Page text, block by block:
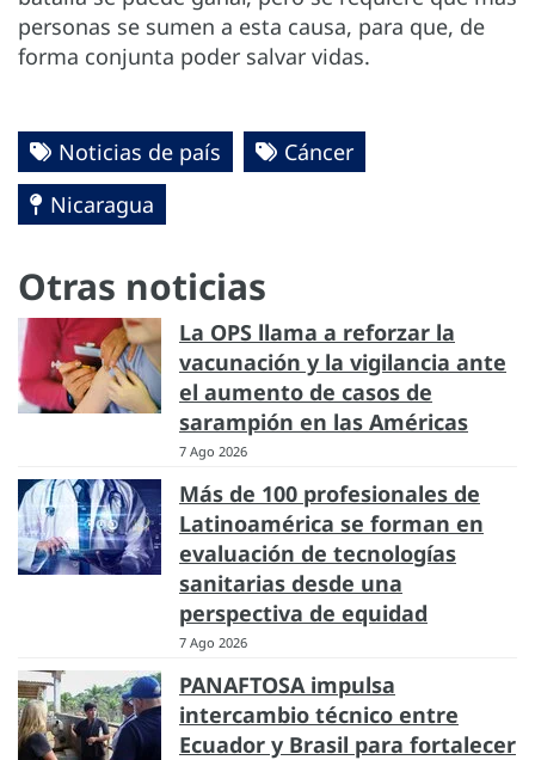
personas se sumen a esta causa, para que, de
forma conjunta poder salvar vidas.
Noticias de país
Cáncer
Nicaragua
Otras noticias
La OPS llama a reforzar la
vacunación y la vigilancia ante
el aumento de casos de
sarampión en las Américas
7 Ago 2026
Más de 100 profesionales de
Latinoamérica se forman en
evaluación de tecnologías
sanitarias desde una
perspectiva de equidad
7 Ago 2026
PANAFTOSA impulsa
intercambio técnico entre
Ecuador y Brasil para fortalecer